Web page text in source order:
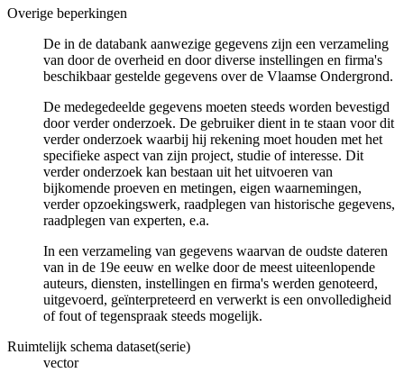
Overige beperkingen
De in de databank aanwezige gegevens zijn een verzameling
van door de overheid en door diverse instellingen en firma's
beschikbaar gestelde gegevens over de Vlaamse Ondergrond.
De medegedeelde gegevens moeten steeds worden bevestigd
door verder onderzoek. De gebruiker dient in te staan voor dit
verder onderzoek waarbij hij rekening moet houden met het
specifieke aspect van zijn project, studie of interesse. Dit
verder onderzoek kan bestaan uit het uitvoeren van
bijkomende proeven en metingen, eigen waarnemingen,
verder opzoekingswerk, raadplegen van historische gegevens,
raadplegen van experten, e.a.
In een verzameling van gegevens waarvan de oudste dateren
van in de 19e eeuw en welke door de meest uiteenlopende
auteurs, diensten, instellingen en firma's werden genoteerd,
uitgevoerd, geïnterpreteerd en verwerkt is een onvolledigheid
of fout of tegenspraak steeds mogelijk.
Ruimtelijk schema dataset(serie)
vector